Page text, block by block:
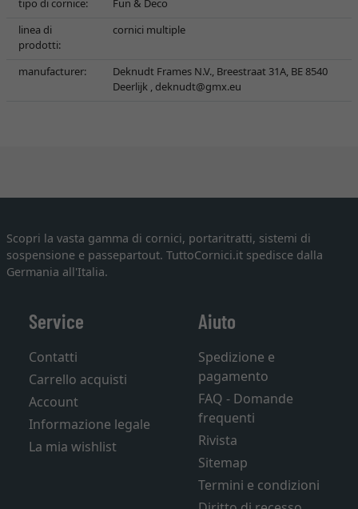
tipo di cornice:
Fun & Deco
linea di
prodotti:
cornici multiple
manufacturer:
Deknudt Frames N.V., Breestraat 31A, BE 8540
Deerlijk , deknudt@gmx.eu
Scopri la vasta gamma di cornici, portaritratti, sistemi di
sospensione e passepartout. TuttoCornici.it spedisce dalla
Germania all'Italia.
Service
Contatti
Carrello acquisti
Account
Informazione legale
La mia wishlist
Aiuto
Spedizione e
pagamento
FAQ - Domande
frequenti
Rivista
Sitemap
Termini e condizioni